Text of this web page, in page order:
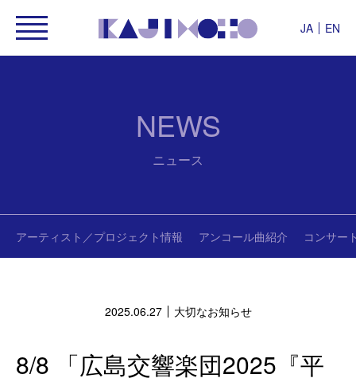
JA EN
NEWS
ニュース
アーティスト／プロジェクト情報 アンコール曲紹介 コンサー
2025.06.27 大切なお知らせ
8/8 「広島交響楽団2025『平